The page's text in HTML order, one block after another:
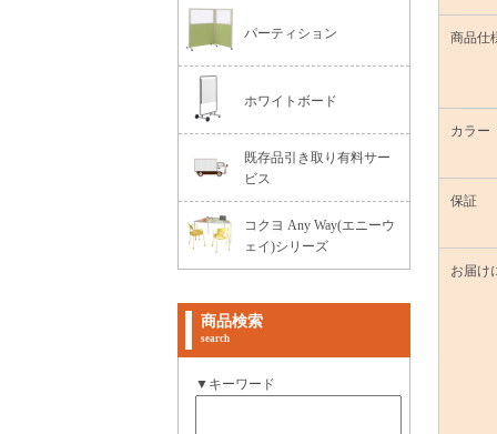
商品仕
カラー
保証
お届け
パーティション
ホワイトボード
既存品引き取り有料サー
ビス
コクヨ Any Way(エニーウ
ェイ)シリーズ
商品検索
search
▼キーワード